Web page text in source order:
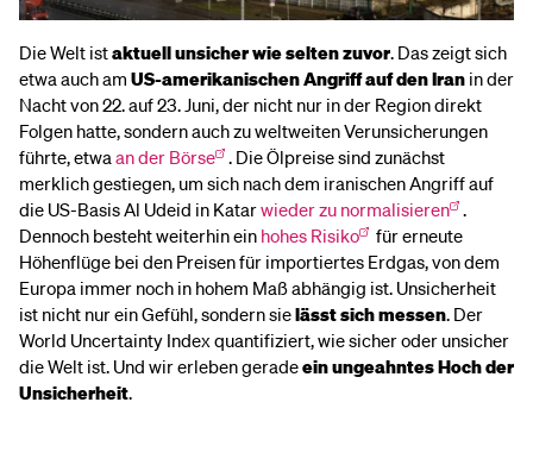
Die Welt istaktuell unsicher wie selten zuvor. Das zeigt sich
etwa auch am US-amerikanischen Angriff auf den Iran in der
Nacht von 22. auf 23. Juni, der nicht nur in der Region direkt
Folgen hatte, sondern auch zu weltweiten Verunsicherungen
führte, etwaan der Börse . Die Ölpreise sind zunächst
merklich gestiegen, um sich nach dem iranischen Angriff auf
die US-Basis Al Udeid in Katarwieder zu normalisieren .
Dennoch besteht weiterhin ein hohes Risiko
für erneute
Höhenflüge bei den Preisen für importiertes Erdgas, von dem
Europa immer noch in hohem Maß abhängig ist. Unsicherheit
ist nicht nur ein Gefühl, sondern sielässt sich messen. Der
World Uncertainty Index quantifiziert, wie sicher oder unsicher
die Welt ist. Und wir erleben geradeein ungeahntes Hoch der
Unsicherheit.